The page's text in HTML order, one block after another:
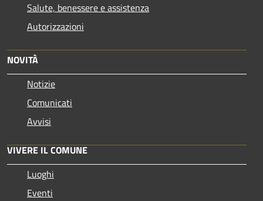
Salute, benessere e assistenza
Autorizzazioni
NOVITÀ
Notizie
Comunicati
Avvisi
VIVERE IL COMUNE
Luoghi
Eventi